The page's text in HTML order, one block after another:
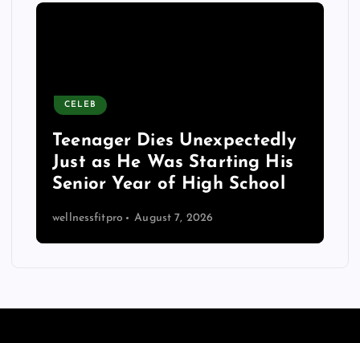
CELEB
Teenager Dies Unexpectedly
Just as He Was Starting His
Senior Year of High School
wellnessfitpro August 7, 2026